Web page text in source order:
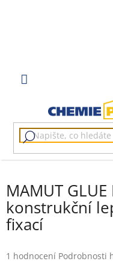
MAMUT
konstrukční
fixací
Průměrné
1 hodnocení Podrobnosti